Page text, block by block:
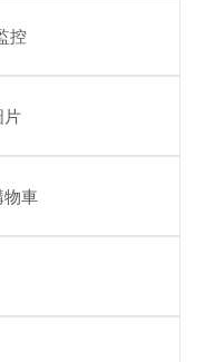
控
片
物車